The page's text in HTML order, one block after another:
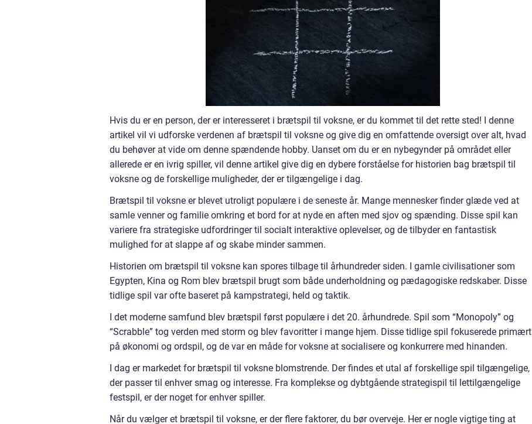
Hvis du er en person, der er interesseret i brætspil til voksne, er du kommet til det rette sted! I denne
artikel vil vi udforske verdenen af brætspil til voksne og give dig en omfattende oversigt over alt, hvad
du behøver at vide om denne spændende hobby. Uanset om du er en nybegynder på området eller
allerede er en ivrig spiller, vil denne artikel give dig en dybere forståelse for historien bag brætspil til
voksne og de forskellige muligheder, der er tilgængelige i dag.
Brætspil til voksne er blevet utroligt populære i de seneste år. Mange mennesker finder glæde ved at
samle venner og familie omkring et bord for at nyde en aften med sjov og spænding. Disse spil kan
variere fra strategiske udfordringer til socialt interaktive oplevelser, og de tilbyder en fantastisk
mulighed for at slappe af og skabe minder sammen.
Historien om brætspil til voksne kan spores tilbage til århundreder siden. I gamle civilisationer som
Egypten, Kina og Rom blev brætspil brugt som både underholdning og pædagogiske redskaber. Disse
tidlige spil var ofte baseret på kampstrategi, held og taktik.
I det moderne samfund blev brætspil først populære i det 20. århundrede. Spil som “Monopoly” og
“Scrabble” tog verden med storm og blev favoritter i mange hjem. Disse tidlige spil fokuserede primært
på økonomi og ordspil, og de var en måde for voksne at socialisere og konkurrere med hinanden.
I dag er markedet for brætspil til voksne blomstrende. Der findes et utal af forskellige spil tilgængelige,
der passer til enhver smag og interesse. Fra komplekse og dybtgående strategispil til lettilgængelige
festspil, er der noget for enhver spiller.
Når du vælger et brætspil til voksne, er der flere faktorer, du bør overveje. Her er nogle vigtige ting at